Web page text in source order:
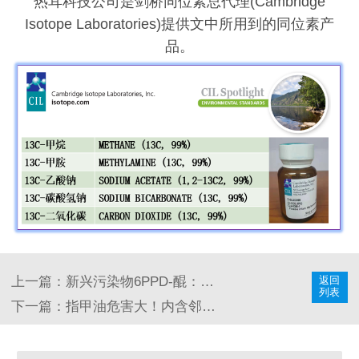
Isotope Laboratories)提供文中所用到的同位素产
品。
上一篇： 新兴污染物6PPD-醌：使用同位素分析方法修订毒性评估和定量
返回
列表
下一篇： 指甲油危害大！内含邻苯二甲酸酯和有机磷阻燃剂危及人体健康